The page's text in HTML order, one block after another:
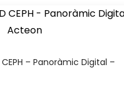
CEPH – Panoràmic Digital –